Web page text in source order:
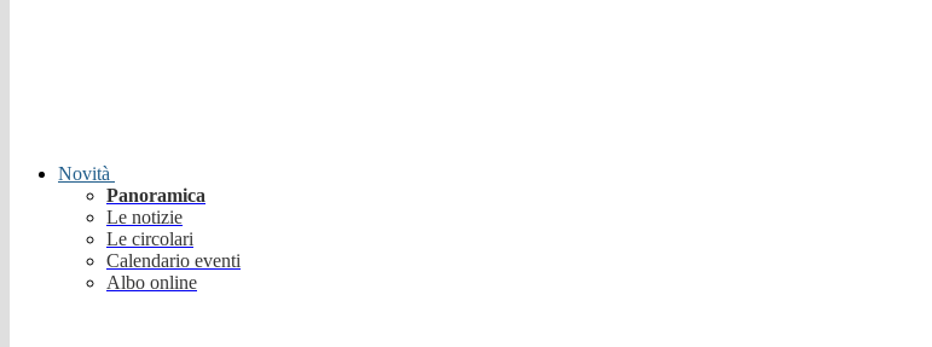
Novità
Panoramica
Le notizie
Le circolari
Calendario eventi
Albo online